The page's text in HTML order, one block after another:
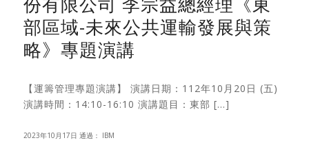
部區域-未來公共運輸發展與策
略》專題演講
【運籌管理專題演講】 演講日期：112年10月20日 (五)
演講時間：14:10-16:10 演講題目：東部 […]
2023年10月17日 通過： IBM